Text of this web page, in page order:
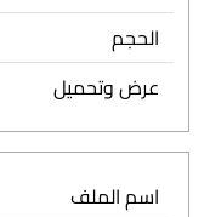
الحجم
عرض وتحميل
اسم الملف